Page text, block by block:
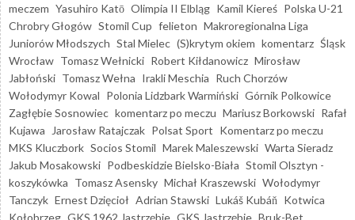
meczem Yasuhiro Katō Olimpia II Elbląg Kamil Kiereś Polska U-21
Chrobry Głogów Stomil Cup felieton Makroregionalna Liga
Juniorów Młodszych Stal Mielec (S)krytym okiem komentarz Śląsk
Wrocław Tomasz Wełnicki Robert Kiłdanowicz Mirosław
Jabłoński Tomasz Wełna Irakli Meschia Ruch Chorzów
Wołodymyr Kowal Polonia Lidzbark Warmiński Górnik Polkowice
Zagłębie Sosnowiec komentarz po meczu Mariusz Borkowski Rafał
Kujawa
Jarosław Ratajczak Polsat Sport Komentarz po meczu
MKS Kluczbork Socios Stomil Marek Maleszewski Warta Sieradz
Jakub Mosakowski Podbeskidzie Bielsko-Biała Stomil Olsztyn -
koszykówka Tomasz Asensky Michał Kraszewski Wołodymyr
Tanczyk Ernest Dzięcioł Adrian Stawski Lukáš Kubáň Kotwica
Kołobrzeg GKS 1962 Jastrzębie GKS Jastrzębie Bruk-Bet